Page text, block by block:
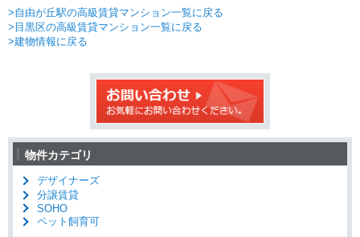
>自由が丘駅の高級賃貸マンション一覧に戻る
>目黒区の高級賃貸マンション一覧に戻る
>建物情報に戻る
物件カテゴリ
デザイナーズ
分譲賃貸
SOHO
ペット飼育可